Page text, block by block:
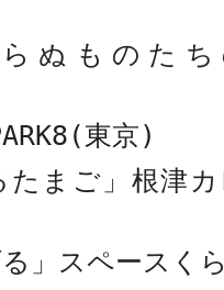
ぬものた
東京)
たまご」根津
る」スペースく